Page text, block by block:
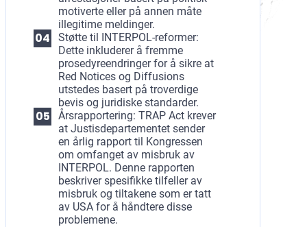
motiverte eller på annen måte
illegitime meldinger.
Støtte til INTERPOL-reformer:
Dette inkluderer å fremme
prosedyreendringer for å sikre at
Red Notices og Diffusions
utstedes basert på troverdige
bevis og juridiske standarder.
Årsrapportering: TRAP Act krever
at Justisdepartementet sender
en årlig rapport til Kongressen
om omfanget av misbruk av
INTERPOL. Denne rapporten
beskriver spesifikke tilfeller av
misbruk og tiltakene som er tatt
av USA for å håndtere disse
problemene.